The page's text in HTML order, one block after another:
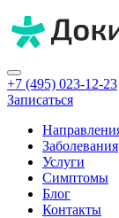
+7 (495) 023-12-23
Записаться
Заболевания
Услуги
Симптомы
Блог
Контакты